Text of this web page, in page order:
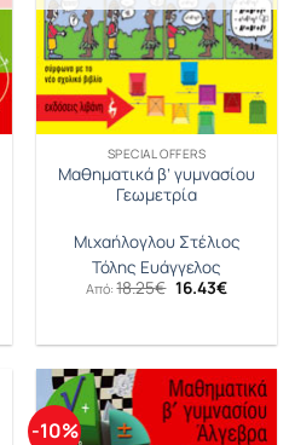
SPECIAL OFFERS
Mαθηματικά β’ γυμνασίου
Γεωμετρία
Μιχαήλογλου Στέλιος
Τόλης Ευάγγελος
Από:18.25€ Original
price
16.43€Η
16.43€.
-10%